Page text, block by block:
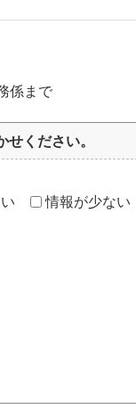
係まで
ください。
情報が少ない